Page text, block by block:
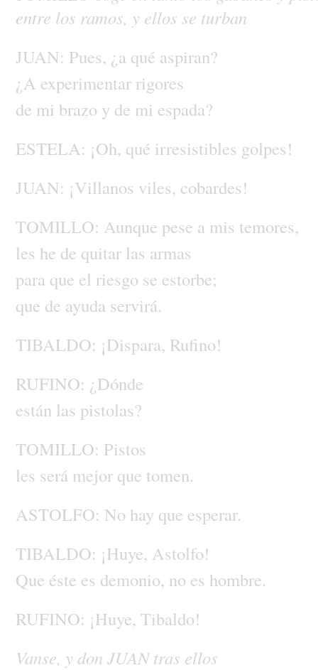
entre los ramos, y ellos se turban
JUAN: Pues, ¿a qué aspiran?
¿A experimentar rigores
de mi brazo y de mi espada?
ESTELA: ¡Oh, qué irresistibles golpes!
JUAN: ¡Villanos viles, cobardes!
TOMILLO: Aunque pese a mis temores,
les he de quitar las armas
para que el riesgo se estorbe;
que de ayuda servirá.
TIBALDO: ¡Dispara, Rufino!
RUFINO: ¿Dónde
están las pistolas?
TOMILLO: Pistos
les será mejor que tomen.
ASTOLFO: No hay que esperar.
TIBALDO: ¡Huye, Astolfo!
Que éste es demonio, no es hombre.
RUFINO: ¡Huye, Tibaldo!
Vanse, y don JUANtras ellos